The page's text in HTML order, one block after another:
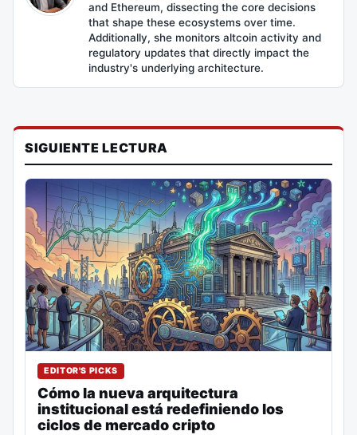
and Ethereum, dissecting the core decisions
that shape these ecosystems over time.
Additionally, she monitors altcoin activity and
regulatory updates that directly impact the
industry's underlying architecture.
SIGUIENTE LECTURA
EDITOR'S PICKS
Cómo la nueva arquitectura
institucional está redefiniendo los
ciclos de mercado cripto